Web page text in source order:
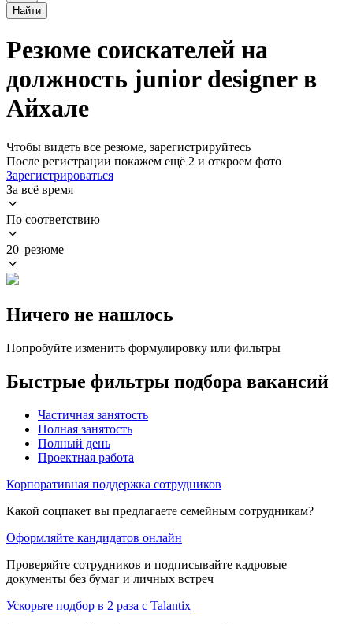
Найти
Резюме соискателей на
должность junior designer в
Айхале
Чтобы видеть все резюме, зарегистрируйтесь
После регистрации покажем ещё 2 и откроем фото
Зарегистрироваться
За всё время
По соответствию
20 резюме
Ничего не нашлось
Попробуйте изменить формулировку или фильтры
Быстрые фильтры подбора вакансий
Частичная занятость
Полная занятость
Полный день
Проектная работа
Корпоративная поддержка сотрудников
Какой соцпакет вы предлагаете семейным сотрудникам?
Оформляйте кандидатов онлайн
Проверяйте сотрудников и подписывайте кадровые
документы без бумаг и личных встреч
Ускорьте подбор в 2 раза с Talantix